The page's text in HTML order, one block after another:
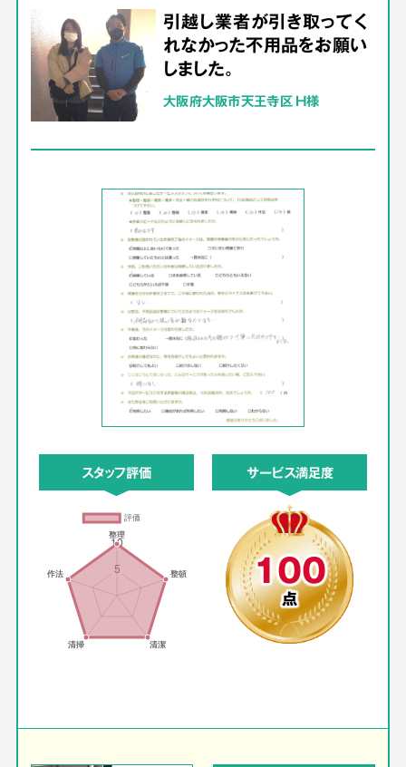
引越し業者が引き取ってく
れなかった不用品をお願い
しました。
大阪府大阪市天王寺区 H様
スタッフ評価 サービス満足度
100
点